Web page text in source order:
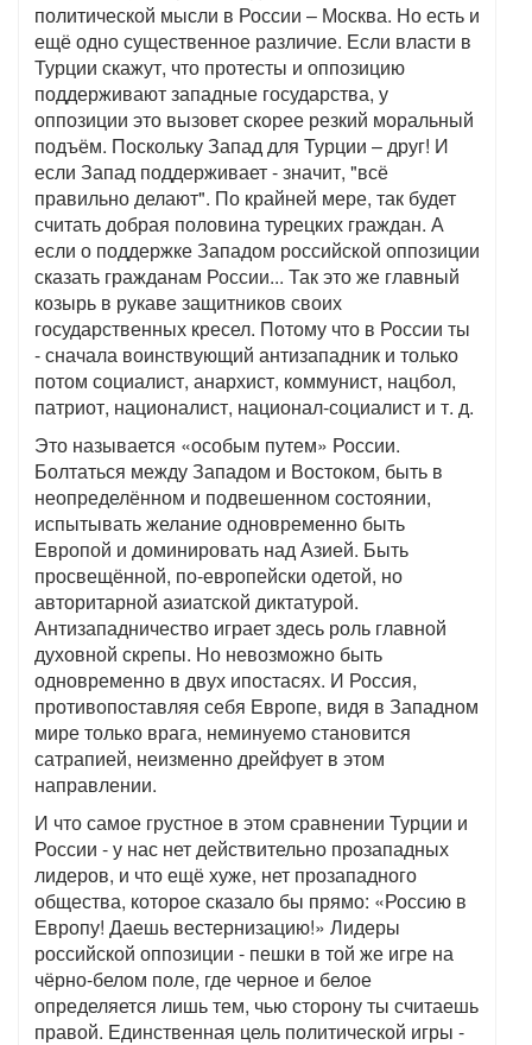
политической мысли в России – Москва. Но есть и
ещё одно существенное различие. Если власти в
Турции скажут, что протесты и оппозицию
поддерживают западные государства, у
оппозиции это вызовет скорее резкий моральный
подъём. Поскольку Запад для Турции – друг! И
если Запад поддерживает - значит, "всё
правильно делают". По крайней мере, так будет
считать добрая половина турецких граждан. А
если о поддержке Западом российской оппозиции
сказать гражданам России... Так это же главный
козырь в рукаве защитников своих
государственных кресел. Потому что в России ты
- сначала воинствующий антизападник и только
потом социалист, анархист, коммунист, нацбол,
патриот, националист, национал-социалист и т. д.
Это называется «особым путем» России.
Болтаться между Западом и Востоком, быть в
неопределённом и подвешенном состоянии,
испытывать желание одновременно быть
Европой и доминировать над Азией. Быть
просвещённой, по-европейски одетой, но
авторитарной азиатской диктатурой.
Антизападничество играет здесь роль главной
духовной скрепы. Но невозможно быть
одновременно в двух ипостасях. И Россия,
противопоставляя себя Европе, видя в Западном
мире только врага, неминуемо становится
сатрапией, неизменно дрейфует в этом
направлении.
И что самое грустное в этом сравнении Турции и
России - у нас нет действительно прозападных
лидеров, и что ещё хуже, нет прозападного
общества, которое сказало бы прямо: «Россию в
Европу! Даешь вестернизацию!» Лидеры
российской оппозиции - пешки в той же игре на
чёрно-белом поле, где черное и белое
определяется лишь тем, чью сторону ты считаешь
правой. Единственная цель политической игры -